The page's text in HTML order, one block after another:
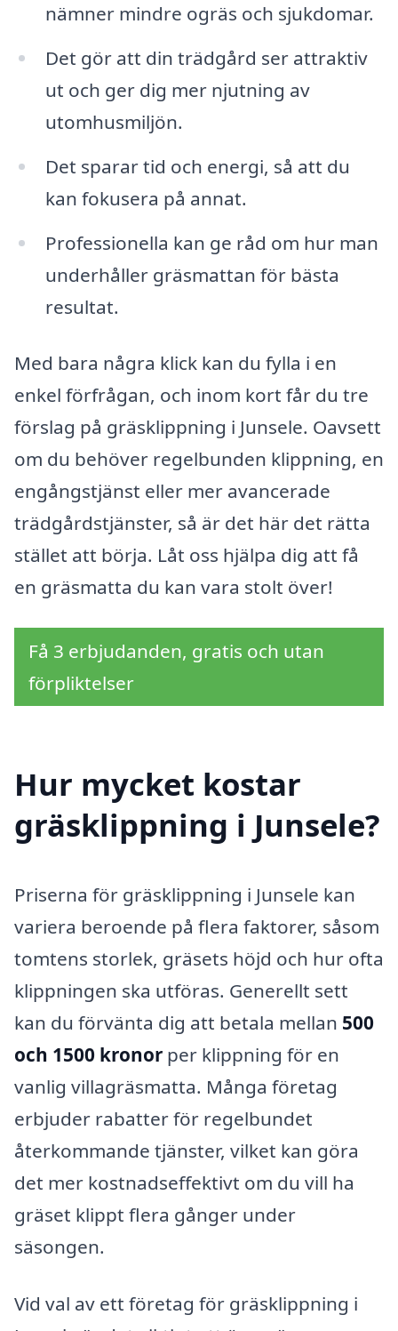
nämner mindre ogräs och sjukdomar.
Det gör att din trädgård ser attraktiv
ut och ger dig mer njutning av
utomhusmiljön.
Det sparar tid och energi, så att du
kan fokusera på annat.
Professionella kan ge råd om hur man
underhåller gräsmattan för bästa
resultat.
Med bara några klick kan du fylla i en
enkel förfrågan, och inom kort får du tre
förslag på gräsklippning i Junsele. Oavsett
om du behöver regelbunden klippning, en
engångstjänst eller mer avancerade
trädgårdstjänster, så är det här det rätta
stället att börja. Låt oss hjälpa dig att få
en gräsmatta du kan vara stolt över!
Få 3 erbjudanden, gratis och utan
förpliktelser
Hur mycket kostar
gräsklippning i Junsele?
Priserna för gräsklippning i Junsele kan
variera beroende på flera faktorer, såsom
tomtens storlek, gräsets höjd och hur ofta
klippningen ska utföras. Generellt sett
kan du förvänta dig att betala mellan 500
och 1500 kronor per klippning för en
vanlig villagräsmatta. Många företag
erbjuder rabatter för regelbundet
återkommande tjänster, vilket kan göra
det mer kostnadseffektivt om du vill ha
gräset klippt flera gånger under
säsongen.
Vid val av ett företag för gräsklippning i